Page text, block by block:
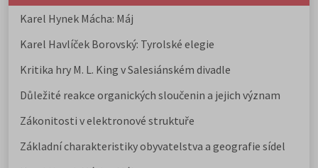
Karel Hynek Mácha: Máj
Karel Havlíček Borovský: Tyrolské elegie
Kritika hry M. L. King v Salesiánském divadle
Důležité reakce organických sloučenin a jejich význam
Zákonitosti v elektronové struktuře
Základní charakteristiky obyvatelstva a geografie sídel